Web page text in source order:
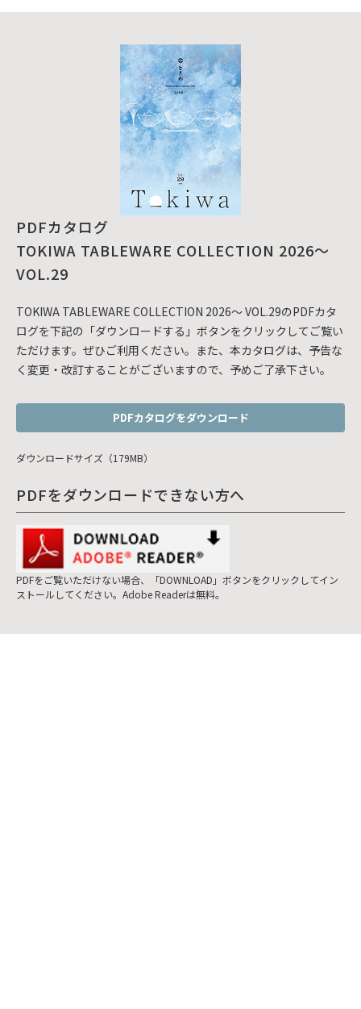
PDFカタログ
TOKIWA TABLEWARE COLLECTION 2026～
VOL.29
TOKIWA TABLEWARE COLLECTION 2026～ VOL.29のPDFカタ
ログを下記の「ダウンロードする」ボタンをクリックしてご覧い
ただけます。ぜひご利用ください。また、本カタログは、予告な
く変更・改訂することがございますので、予めご了承下さい。
PDFカタログをダウンロード
ダウンロードサイズ（179MB）
PDFをダウンロードできない方へ
PDFをご覧いただけない場合、「DOWNLOAD」ボタンをクリックしてイン
ストールしてください。Adobe Readerは無料。